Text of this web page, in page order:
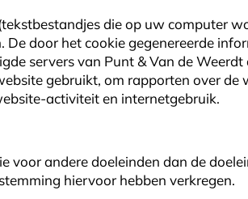
die op uw computer
De door het cookie gegenereerde
servers van Punt & Van de
gebruikt, om rapporten over
activiteit en internetgebruik.
voor andere doeleinden dan de
hiervoor hebben verkregen.